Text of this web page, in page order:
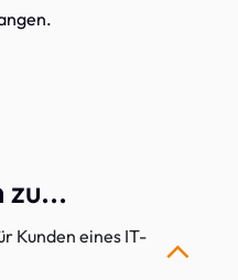
zu...
Kunden eines IT-